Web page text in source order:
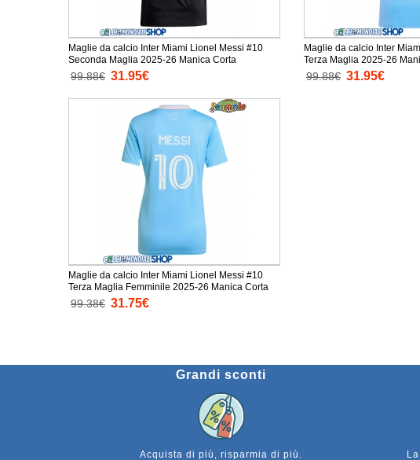
Maglie da calcio Inter Miami Lionel Messi #10
Seconda Maglia 2025-26 Manica Corta
99.88€ 31.95€
Maglie da calcio Inter
Terza Maglia 2025-26
99.88€ 31.95€
Maglie da calcio Inter Miami Lionel Messi #10
Terza Maglia Femminile 2025-26 Manica Corta
99.38€ 31.75€
Grandi sconti
Acquista di più, risparmia di più.